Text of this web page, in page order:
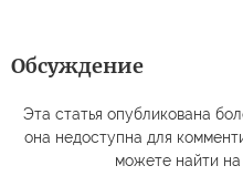
Обсуждение
Эта статья опубликована
она недоступна для
можете найти на